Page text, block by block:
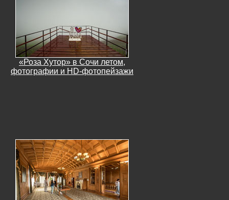
«Роза Хутор» в Сочи летом,
фотографии и HD-фотопейзажи